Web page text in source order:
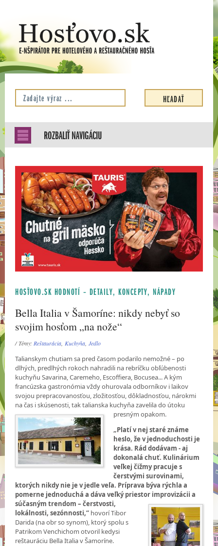
ROZBALIŤ NAVIGÁCIU
HOSŤOVO.SK HODNOTÍ – DETAILY, KONCEPTY, NÁPADY
Bella Italia v Šamoríne: nikdy nebyť so
svojim hosťom „na nože“
/ Témy:Reštaurácia,Kuchyňa,Jedlo
Talianskym chutiam sa pred časom podarilo nemožné – po
dlhých, predlhých rokoch nahradili na rebríčku obľúbenosti
kuchyňu Savarina, Caremeho, Escoffiera, Bocusea... A kým
francúzska gastronómia vždy ohurovala odborníkov i laikov
svojou prepracovanosťou, zložitosťou, dôkladnosťou, nárokmi
na čas i skúsenosti, tak talianska kuchyňa zavelila do útoku
presnýmopakom.
„Platí v nej staré známe
heslo, že v jednoduchosti je
krása. Rád dodávam - aj
dokonalá chuť. Kulinárium
veľkej čižmy pracuje s
čerstvými surovinami,
ktorých nikdy nie je v jedle veľa. Príprava býva rýchla a
pomerne jednoduchá a dáva veľký priestor improvizácii a
súčasným trendom – čerstvosti,
lokálnosti, sezónnosti,“ hovorí Tibor
Darida (na obr so synom), ktorý spolu s
Patrikom Venchichom otvoril kedysi
reštauráciu Bella Italia v Šamoríne.